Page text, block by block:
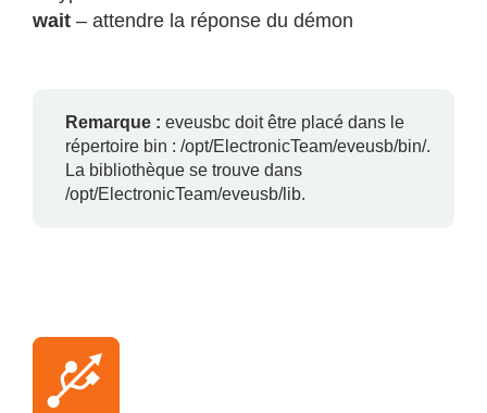
wait – attendre la réponse du démon
Remarque : eveusbc doit être placé dans le
répertoire bin : /opt/ElectronicTeam/eveusb/bin/.
La bibliothèque se trouve dans
/opt/ElectronicTeam/eveusb/lib.